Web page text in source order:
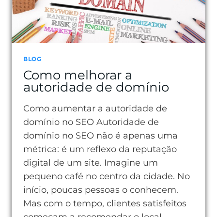
BLOG
Como melhorar a
autoridade de domínio
Como aumentar a autoridade de
domínio no SEO Autoridade de
domínio no SEO não é apenas uma
métrica: é um reflexo da reputação
digital de um site. Imagine um
pequeno café no centro da cidade. No
início, poucas pessoas o conhecem.
Mas com o tempo, clientes satisfeitos